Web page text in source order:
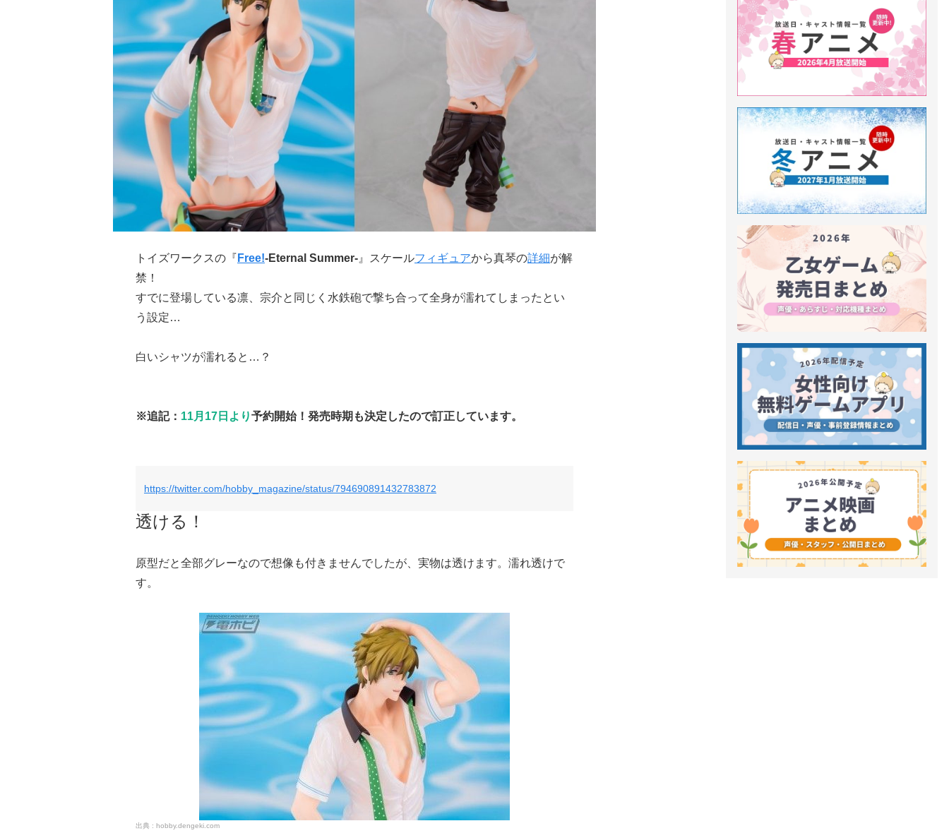
トイズワークスの『 Free!-Eternal Summer- 』スケールフィギュアから真琴の詳細が解
禁！
すでに登場している凛、宗介と同じく水鉄砲で撃ち合って全身が濡れてしまったとい
う設定…
白いシャツが濡れると…？
※追記： 11月17日より予約開始！発売時期も決定したので訂正しています。
https://twitter.com/hobby_magazine/status/794690891432783872
透ける！
原型だと全部グレーなので想像も付きませんでしたが、実物は透けます。濡れ透けで
す。
hobby.dengeki.com